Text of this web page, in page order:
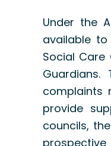
Under the
available
Social Care
complaints
provide
councils,